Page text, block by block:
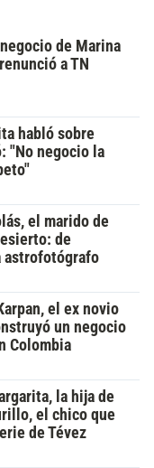
de Marina
a TN
habló sobre
"No negocio la
el marido de
de
astrofotógrafo
el ex novio
un negocio
Colombia
la hija de
el chico que
de Tévez